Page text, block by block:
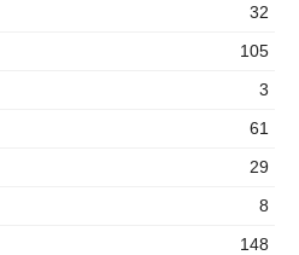
32
105
3
61
29
8
148